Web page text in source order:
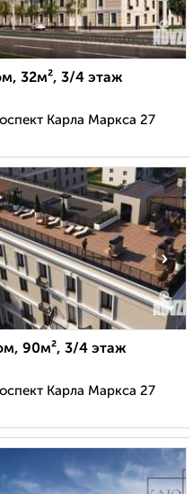
32м², 3/4 этаж
Карла Маркса 27
›
90м², 3/4 этаж
Карла Маркса 27